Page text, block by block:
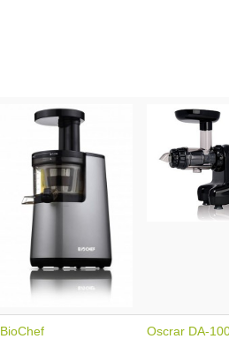
BioChef Oscrar DA-